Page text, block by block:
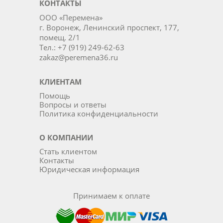
КОНТАКТЫ
ООО «Перемена»
г. Воронеж, Ленинский проспект, 177,
помещ. 2/1
Тел.: +7 (919) 249-62-63
zakaz@peremena36.ru
КЛИЕНТАМ
Помощь
Вопросы и ответы
Политика конфиденциальности
О КОМПАНИИ
Стать клиентом
Контакты
Юридическая информация
Принимаем к оплате